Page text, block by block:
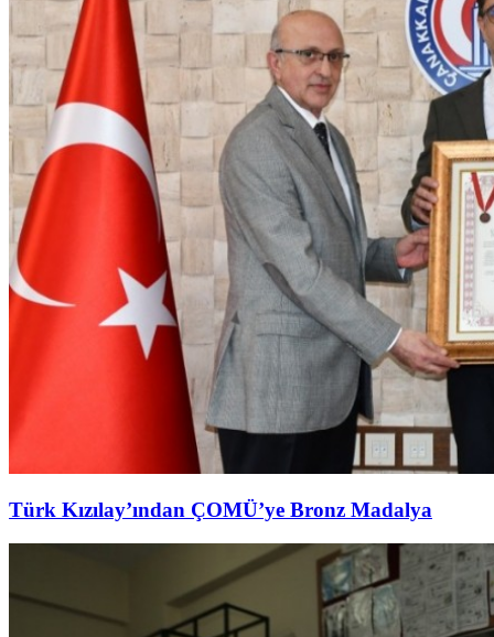
Türk Kızılay’ından ÇOMÜ’ye Bronz Madalya